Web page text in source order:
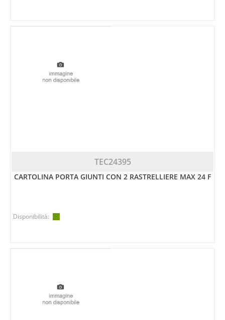
TEC24395
CARTOLINA PORTA GIUNTI CON 2 RASTRELLIERE MAX 24 F
Disponibilità: